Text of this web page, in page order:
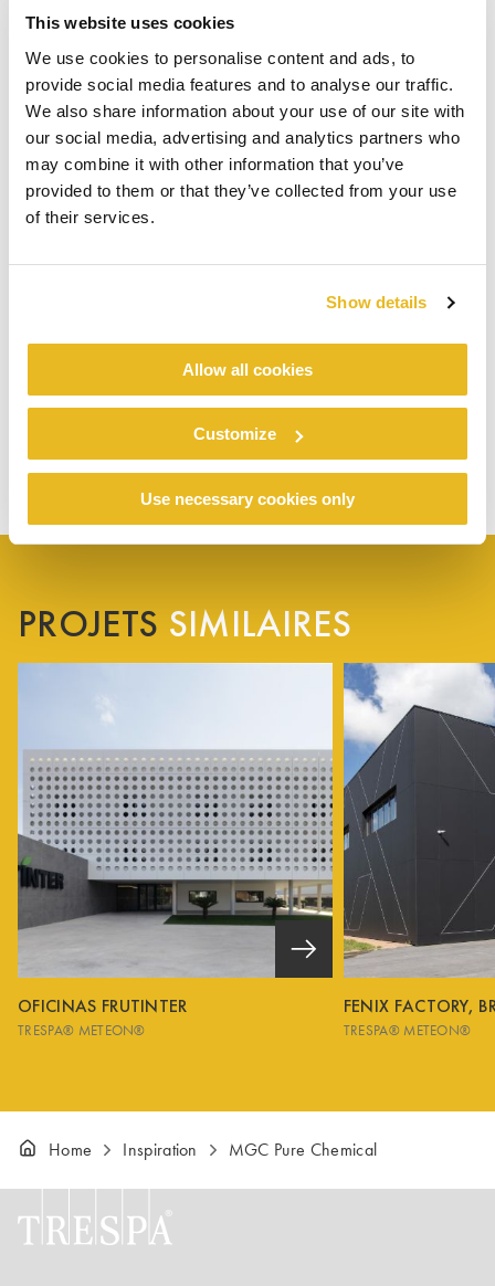
This website uses cookies
We use cookies to personalise content and ads, to
provide social media features and to analyse our traffic.
We also share information about your use of our site with
our social media, advertising and analytics partners who
may combine it with other information that you’ve
provided to them or that they’ve collected from your use
of their services.
Show details
Allow all cookies
Customize
Use necessary cookies only
PROJETS SIMILAIRES
OFICINAS FRUTINTER
TRESPA® METEON®
FENIX FACTORY,
TRESPA® METEON®
Home Inspiration MGC Pure Chemical